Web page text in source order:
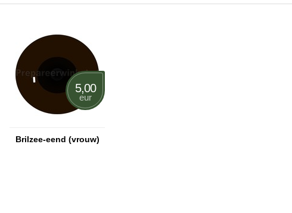
5,00
eur
Brilzee-eend (vrouw)